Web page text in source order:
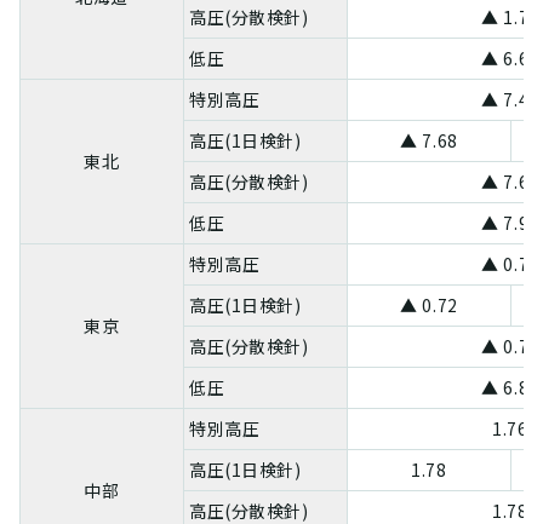
高圧(分散検針)
▲ 1.71
低圧
▲ 6.66
東北
特別高圧
▲ 7.43
高圧(1日検針)
▲ 7.68
高圧(分散検針)
▲ 7.68
低圧
▲ 7.96
東京
特別高圧
▲ 0.70
高圧(1日検針)
▲ 0.72
高圧(分散検針)
▲ 0.72
低圧
▲ 6.88
中部
特別高圧
1.76
高圧(1日検針)
1.78
高圧(分散検針)
1.78